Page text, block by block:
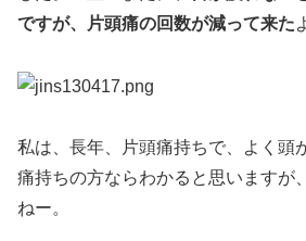
ですが、片頭痛の回数が減って来た
私は、長年、片頭痛持ちで、よく頭
痛持ちの方ならわかると思いますが
ねー。